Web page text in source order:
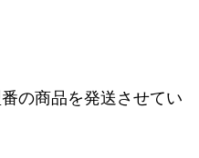
の商品を発送させてい